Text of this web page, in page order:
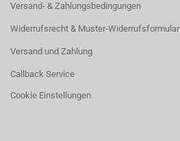
Versand- & Zahlungsbedingungen
Widerrufsrecht & Muster-Widerrufsformular
Versand und Zahlung
Callback Service
Cookie Einstellungen